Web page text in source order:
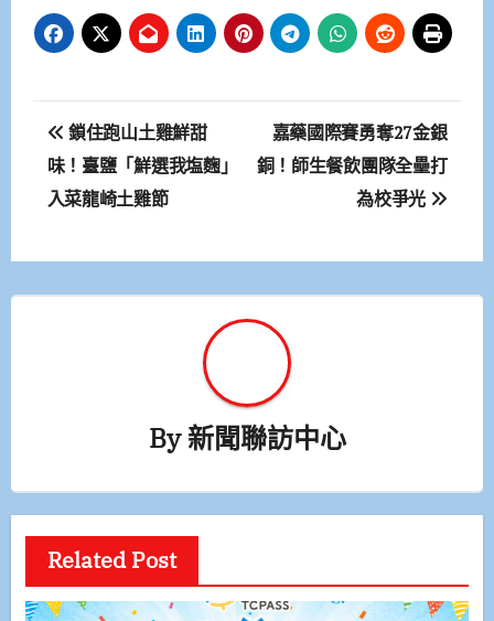
文
章
導
覽
鎖住跑山土雞鮮甜
味！臺鹽「鮮選我塩麴」
入菜龍崎土雞節
嘉藥國際賽勇奪27金銀
銅！師生餐飲團隊全壘打
為校爭光
By新聞聯訪中心
Related Post